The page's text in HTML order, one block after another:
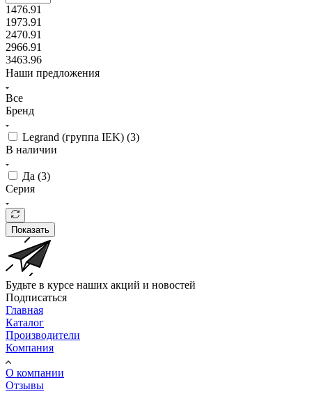
1476.91
1973.91
2470.91
2966.91
3463.96
Наши предложения
Все
Бренд
Legrand (группа IEK) (3)
В наличии
Да (3)
Серия
Показать
Будьте в курсе наших акций и новостей
Подписаться
Главная
Каталог
Производители
Компания
О компании
Отзывы